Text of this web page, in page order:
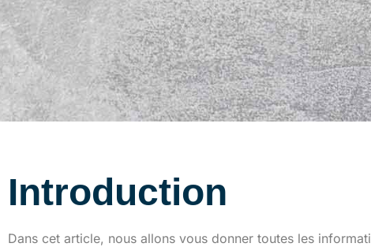
Introduction
Dans cet article, nous allons vous donner toutes les